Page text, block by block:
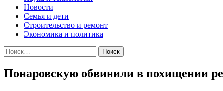
Новости
Семья и дети
Строительство и ремонт
Экономика и политика
Найти:
Понаровскую обвинили в похищении